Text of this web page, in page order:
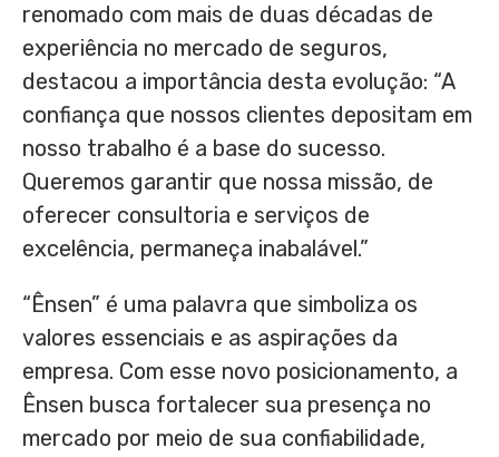
renomado com mais de duas décadas de
experiência no mercado de seguros,
destacou a importância desta evolução: “A
confiança que nossos clientes depositam em
nosso trabalho é a base do sucesso.
Queremos garantir que nossa missão, de
oferecer consultoria e serviços de
excelência, permaneça inabalável.”
“Ênsen” é uma palavra que simboliza os
valores essenciais e as aspirações da
empresa. Com esse novo posicionamento, a
Ênsen busca fortalecer sua presença no
mercado por meio de sua confiabilidade,